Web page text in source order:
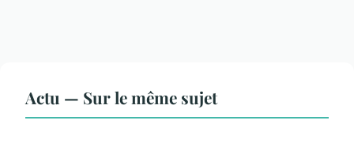
Actu — Sur le même sujet